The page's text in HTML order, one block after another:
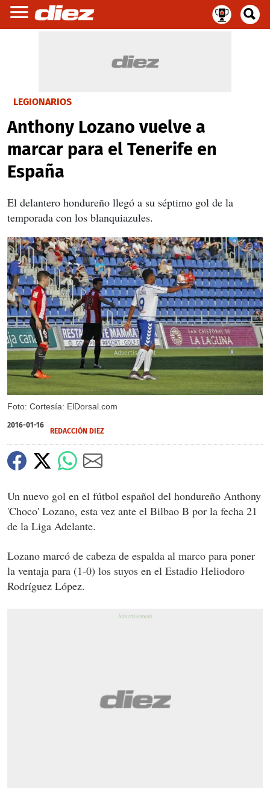
LEGIONARIOS
Anthony Lozano vuelve a
marcar para el Tenerife en
España
El delantero hondureño llegó a su séptimo gol de la
temporada con los blanquiazules.
Foto: Cortesía: ElDorsal.com
X
2016-01-16
REDACCIÓN DIEZ
Un nuevo gol en el fútbol español del hondureño Anthony
'Choco' Lozano, esta vez ante el Bilbao B por la fecha 21
de la Liga Adelante.
Lozano marcó de cabeza de espalda al marco para poner
la ventaja para (1-0) los suyos en el Estadio Heliodoro
Rodríguez López.